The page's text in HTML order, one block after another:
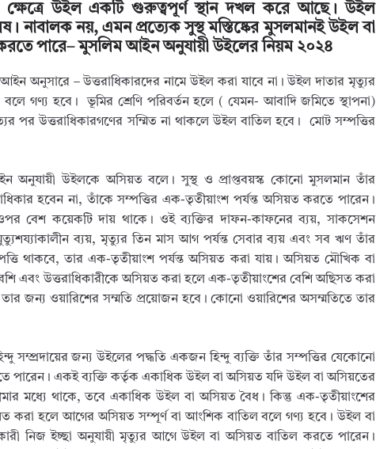
ক্ষেত্রে উইল একটি গুরুত্বপূর্ণ স্থান দখল করে আছে। উইল
নাবালক নয়, এমন প্রত্যেক সুস্থ মস্তিষ্কের মুসলমানই উইল বা
করতে পারে– মুসলিম আইন অনুযায়ী উইলের নিয়ম ২০২৪
অনুসারে – উত্তরাধিকারদের নামে উইল করা যাবে না। উইল দাতার মৃত্যুর
গণ্য হবে। ভূমির শ্রেণি পরিবর্তন হলে ( যেমন- আবাদি জমিতে স্থাপনা)
পর উত্তরাধিকারগণের সম্মিত না থাকলে উইল বাতিল হবে। মোট সম্পত্তির
অনুযায়ী উইলকে অসিয়ত বলে। সুস্থ ও প্রাপ্তবয়স্ক কোনো মুসলমান তাঁর
হবেন না, তাঁকে সম্পত্তির এক-তৃতীয়াংশ পর্যন্ত অসিয়ত করতে পারেন।
বেশ কয়েকটি দায় থাকে। ওই ব্যক্তির দাফন-কাফনের ব্যয়, সাকসেশন
ব্যয়, মৃত্যুর তিন মাস আগ পর্যন্ত সেবার ব্যয় এবং সব ঋণ তাঁর
থাকবে, তার এক-তৃতীয়াংশ পর্যন্ত অসিয়ত করা যায়। অসিয়ত মৌখিক বা
এবং উত্তরাধিকারীকে অসিয়ত করা হলে এক-তৃতীয়াংশের বেশি অছিসত করা
জন্য ওয়ারিশের সম্মতি প্রয়োজন হবে। কোনো ওয়ারিশের অসম্মতিতে তার
সম্প্রদায়ের জন্য উইলের পদ্ধতি একজন হিন্দু ব্যক্তি তাঁর সম্পত্তির যেকোনো
পারেন। একই ব্যক্তি কর্তৃক একাধিক উইল বা অসিয়ত যদি উইল বা অসিয়তের
মধ্যে থাকে, তবে একাধিক উইল বা অসিয়ত বৈধ। কিন্তু এক-তৃতীয়াংশের
করা হলে আগের অসিয়ত সম্পূর্ণ বা আংশিক বাতিল বলে গণ্য হবে। উইল বা
নিজ ইচ্ছা অনুযায়ী মৃত্যুর আগে উইল বা অসিয়ত বাতিল করতে পারেন।